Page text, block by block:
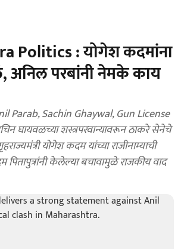
Politics : योगेश कदमांना
अनिल परबांनी नेमके काय
Parab, Sachin Ghaywal, Gun License
घायवळच्या शस्त्रपरवान्यावरून ठाकरे सेनेचे
योगेश कदम यांच्या राजीनाम्याची
केलेल्या बचावामुळे राजकीय वाद